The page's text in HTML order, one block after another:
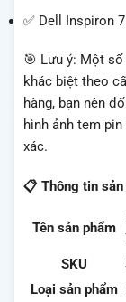
✅ Dell Inspiron
🎯 Lưu ý: Một
khác biệt theo
hàng, bạn nên
hình ảnh tem
xác.
📋 Thông tin sản
Tên sản phẩm
SKU
Loại sản phẩm